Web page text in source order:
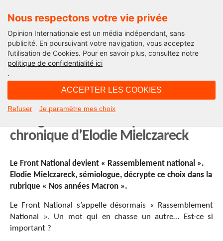
Nous respectons votre vie privée
Opinion Internationale est un média indépendant, sans
publicité. En poursuivant votre navigation, vous acceptez
l’utilisation de Cookies. Pour en savoir plus, consultez notre
politique de confidentialité ici
.
ACCEPTER LES COOKIES
Refuser Je paramètre mes choix
Politique
Ces partis politiques qui veulent
chronique d’Elodie Mielczareck
Le Front National devient « Rassemblement national ».
Elodie Mielczareck, sémiologue, décrypte ce choix dans la
rubrique « Nos années Macron ».
Le Front National s’appelle désormais « Rassemblement
National ». Un mot qui en chasse un autre… Est-ce si
important ?